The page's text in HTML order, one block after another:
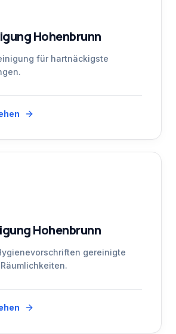
Hohenbrunn
für hartnäckigste
Hohenbrunn
gereinigte